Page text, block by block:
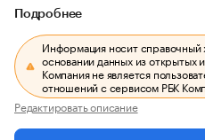
Подробнее
Информация носит справочный
основании данных из открытых
Компания не является
отношений с сервисом РБК
Редактировать описание